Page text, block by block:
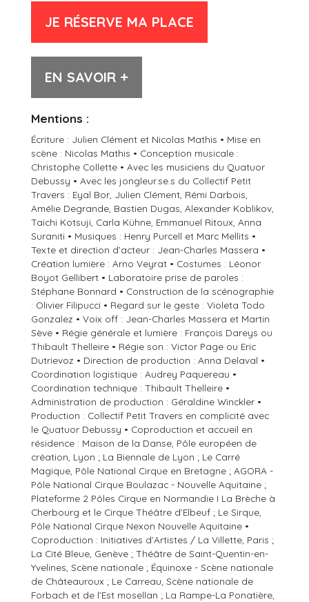
JE RÉSERVE MA PLACE
EN SAVOIR +
Mentions :
Écriture : Julien Clément et Nicolas Mathis • Mise en
scène : Nicolas Mathis • Conception musicale :
Christophe Collette • Avec les musiciens du Quatuor
Debussy • Avec les jongleur.se.s du Collectif Petit
Travers : Eyal Bor, Julien Clément, Rémi Darbois,
Amélie Degrande, Bastien Dugas, Alexander Koblikov,
Taichi Kotsuji, Carla Kühne, Emmanuel Ritoux, Anna
Suraniti • Musiques : Henry Purcell et Marc Mellits •
Texte et direction d’acteur : Jean-Charles Massera •
Création lumière : Arno Veyrat • Costumes : Léonor
Boyot Gellibert • Laboratoire prise de paroles :
Stéphane Bonnard • Construction de la scénographie
: Olivier Filipucci • Regard sur le geste : Violeta Todo
Gonzalez • Voix off : Jean-Charles Massera et Martin
Sève • Régie générale et lumière : François Dareys ou
Thibault Thelleire • Régie son : Victor Page ou Eric
Dutrievoz • Direction de production : Anna Delaval •
Coordination logistique : Audrey Paquereau •
Coordination technique : Thibault Thelleire •
Administration de production : Géraldine Winckler •
Production : Collectif Petit Travers en complicité avec
le Quatuor Debussy • Coproduction et accueil en
résidence : Maison de la Danse, Pôle européen de
création, Lyon ; La Biennale de Lyon ; Le Carré
Magique, Pôle National Cirque en Bretagne ; AGORA -
Pôle National Cirque Boulazac - Nouvelle Aquitaine ;
Plateforme 2 Pôles Cirque en Normandie I La Brèche à
Cherbourg et le Cirque Théâtre d’Elbeuf ; Le Sirque,
Pôle National Cirque Nexon Nouvelle Aquitaine •
Coproduction : Initiatives d’Artistes / La Villette, Paris ;
La Cité Bleue, Genève ; Théâtre de Saint-Quentin-en-
Yvelines, Scène nationale ; Équinoxe - Scène nationale
de Châteauroux ; Le Carreau, Scène nationale de
Forbach et de l’Est mosellan ; La Rampe-La Ponatière,